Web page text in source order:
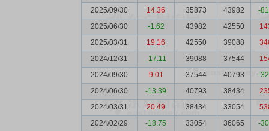
2025/09/30
14.36 35873 43982
-
2025/06/30
-1.62 43982 42550
2025/03/31
19.16 42550 39088
2024/12/31
-17.11 39088 37544
2024/09/30
9.01 37544 40793
-
2024/06/30
-13.39 40793 38434
2024/03/31
20.49 38434 33054
2024/02/29
-18.75 33054 36065
-